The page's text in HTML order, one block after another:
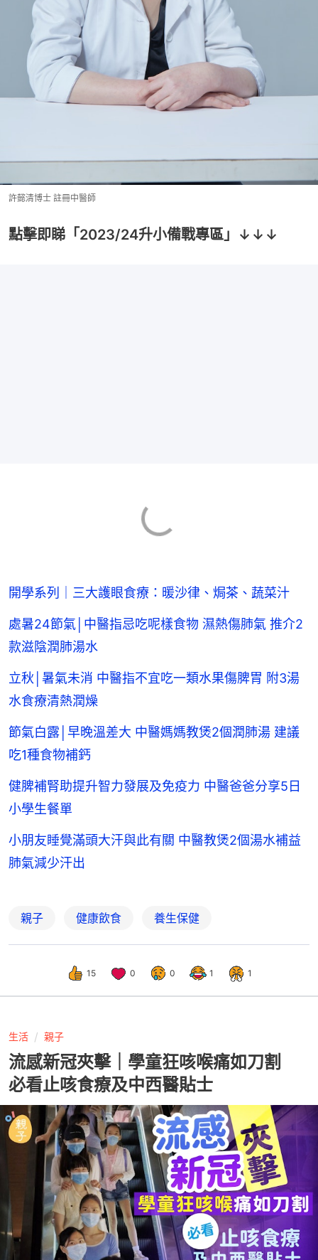
許懿清博士 註冊中醫師
點擊即睇「2023/24升小備戰專區」↓↓↓
開學系列｜三大護眼食療：暖沙律、焗茶、蔬菜汁
處暑24節氣│中醫指忌吃呢樣食物 濕熱傷肺氣 推介2
款滋陰潤肺湯水
立秋│暑氣未消 中醫指不宜吃一類水果傷脾胃 附3湯
水食療清熱潤燥
節氣白露│早晚溫差大 中醫媽媽教煲2個潤肺湯 建議
吃1種食物補鈣
健脾補腎助提升智力發展及免疫力 中醫爸爸分享5日
小學生餐單
小朋友睡覺滿頭大汗與此有關 中醫教煲2個湯水補益
肺氣減少汗出
親子 健康飲食 養生保健
15 0 0 1 1
生活 親子
流感新冠夾擊｜學童狂咳喉痛如刀割
必看止咳食療及中西醫貼士